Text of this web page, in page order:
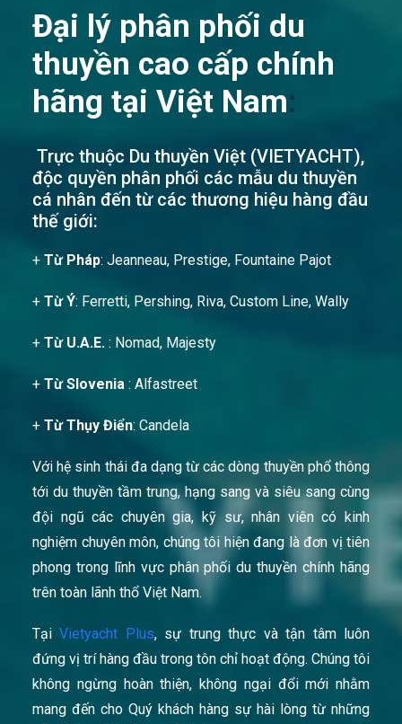
Đại lý phân phối du
thuyền cao cấp chính
hãng tại Việt Nam:
Trực thuộc Du thuyền Việt (VIETYACHT),
độc quyền phân phối các mẫu du thuyền
cá nhân đến từ các thương hiệu hàng đầu
thế giới:
+ Từ Pháp: Jeanneau, Prestige, Fountaine Pajot
+ Từ Ý: Ferretti, Pershing, Riva, Custom Line, Wally
+ Từ U.A.E. : Nomad, Majesty
+ Từ Slovenia : Alfastreet
+ Từ Thụy Điển: Candela
Với hệ sinh thái đa dạng từ các dòng thuyền phổ thông
tới du thuyền tầm trung, hạng sang và siêu sang cùng
đội ngũ các chuyên gia, kỹ sư, nhân viên có kinh
nghiệm chuyên môn, chúng tôi hiện đang là đơn vị tiên
phong trong lĩnh vực phân phối du thuyền chính hãng
trên toàn lãnh thổ Việt Nam.
TạiVietyacht Plus, sự trung thực và tận tâm luôn
đứng vị trí hàng đầu trong tôn chỉ hoạt động. Chúng tôi
không ngừng hoàn thiện, không ngại đổi mới nhằm
mang đến cho Quý khách hàng sự hài lòng từ những